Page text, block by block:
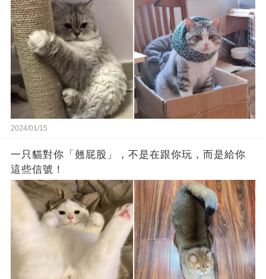
2024/01/15
一只貓對你「翹屁股」，不是在跟你玩，而是給你
這些信號！